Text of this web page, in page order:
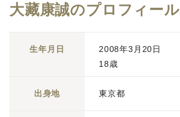
大藏康誠のプロフィール
生年月日
2008年3月20日
18歳
出身地 東京都